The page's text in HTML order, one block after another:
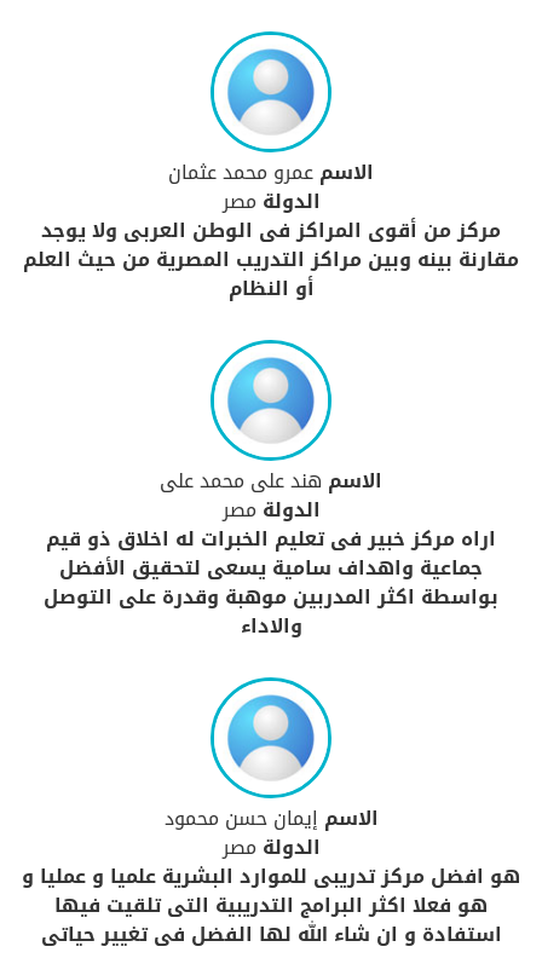
الاسمعمرو محمد عثمان
الدولة مصر
مركز من أقوى المراكز فى الوطن العربى ولا يوجد
مقارنة بينه وبين مراكز التدريب المصرية من حيث العلم
أو النظام
الاسم هند على محمد على
الدولة مصر
اراه مركز خبير فى تعليم الخبرات له اخلاق ذو قيم
جماعية واهداف سامية يسعى لتحقيق الأفضل
بواسطة اكثر المدربين موهبة وقدرة على التوصل
والاداء
الاسم إيمان حسن محمود
الدولة مصر
هو افضل مركز تدريبى للموارد البشرية علميا و عمليا و
هو فعلا اكثر البرامج التدريبية التى تلقيت فيها
استفادة و ان شاء الله لها الفضل فى تغيير حياتى